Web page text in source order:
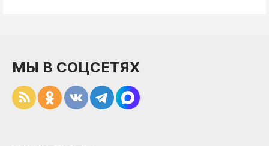
МЫ В СОЦСЕТЯХ